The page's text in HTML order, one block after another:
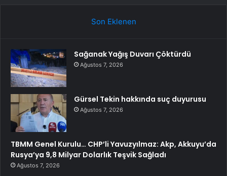
Son Eklenen
Sağanak Yağış Duvarı Çöktürdü
Ağustos 7, 2026
Gürsel Tekin hakkında suç duyurusu
Ağustos 7, 2026
TBMM Genel Kurulu… CHP’li Yavuzyılmaz: Akp, Akkuyu’da
Rusya’ya 9,8 Milyar Dolarlık Teşvik Sağladı
Ağustos 7, 2026